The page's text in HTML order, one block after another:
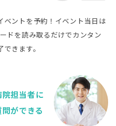
機構 埼玉メディ
宮メディカルセ
病院詳細
病院詳細
ベントを予約！イベント当日は
ドを読み取るだけでカンタン
きます。
担当者に
ができる